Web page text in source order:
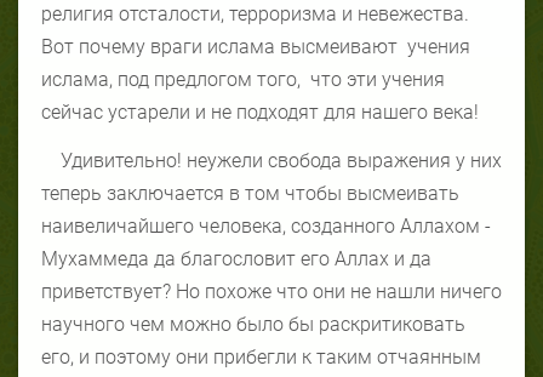
религия отсталости, терроризма и невежества.
Вот почему враги ислама высмеивают учения
ислама, под предлогом того, что эти учения
сейчас устарели и не подходят для нашего века!
Удивительно! неужели свобода выражения у них
теперь заключается в том чтобы высмеивать
наивеличайшего человека, созданного Аллахом -
Мухаммеда да благословит его Аллах и да
приветствует? Но похоже что они не нашли ничего
научного чем можно было бы раскритиковать
его, и поэтому они прибегли к таким отчаянным